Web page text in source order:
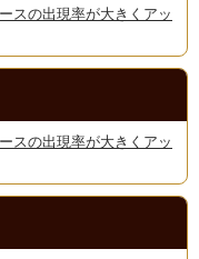
スの出現率が大きくアッ
スの出現率が大きくアッ